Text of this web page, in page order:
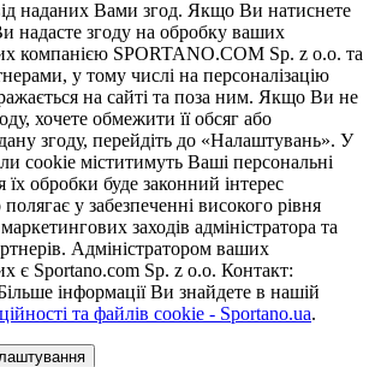
наданих Вами згод. Якщо Ви натиснете
надасте згоду на обробку ваших
компанією SPORTANO.COM Sp. z o.o. та
у тому числі на персоналізацію
на сайті та поза ним. Якщо Ви не
хочете обмежити її обсяг або
згоду, перейдіть до «Налаштувань». У
cookie міститимуть Ваші персональні
їх обробки буде законний інтерес
у забезпеченні високого рівня
заходів адміністратора та
Адміністратором ваших
є Sportano.com Sp. z o.o. Контакт:
інформації Ви знайдете в нашій
та файлів cookie - Sportano.ua.